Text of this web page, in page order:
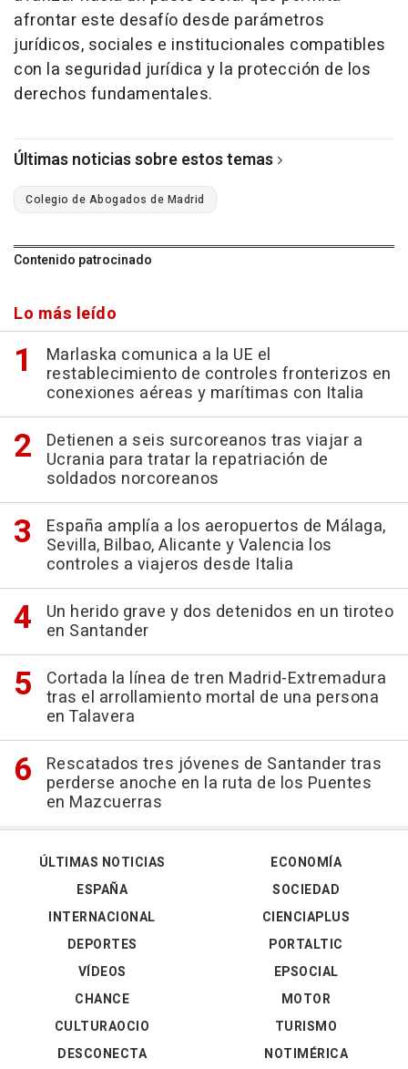
afrontar este desafío desde parámetros
jurídicos, sociales e institucionales compatibles
con la seguridad jurídica y la protección de los
derechos fundamentales.
Últimas noticias sobre estos temas
Colegio de Abogados de Madrid
Contenido patrocinado
Lo más leído
Marlaska comunica a la UE el
restablecimiento de controles fronterizos en
conexiones aéreas y marítimas con Italia
Detienen a seis surcoreanos tras viajar a
Ucrania para tratar la repatriación de
soldados norcoreanos
España amplía a los aeropuertos de Málaga,
Sevilla, Bilbao, Alicante y Valencia los
controles a viajeros desde Italia
Un herido grave y dos detenidos en un tiroteo
en Santander
Cortada la línea de tren Madrid-Extremadura
tras el arrollamiento mortal de una persona
en Talavera
Rescatados tres jóvenes de Santander tras
perderse anoche en la ruta de los Puentes
en Mazcuerras
ÚLTIMAS NOTICIAS
ESPAÑA
INTERNACIONAL
DEPORTES
VÍDEOS
ECONOMÍA
SOCIEDAD
CIENCIAPLUS
PORTALTIC
EPSOCIAL
CHANCE
CULTURAOCIO
DESCONECTA
MOTOR
TURISMO
NOTIMÉRICA